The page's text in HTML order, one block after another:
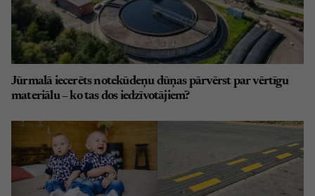
Jūrmalā iecerēts notekūdeņu dūņas pārvērst par vērtīgu
materiālu – ko tas dos iedzīvotājiem?